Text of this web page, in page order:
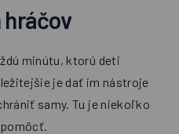
minútu, ktorú deti
je dať im nástroje
samy. Tu je niekoľko